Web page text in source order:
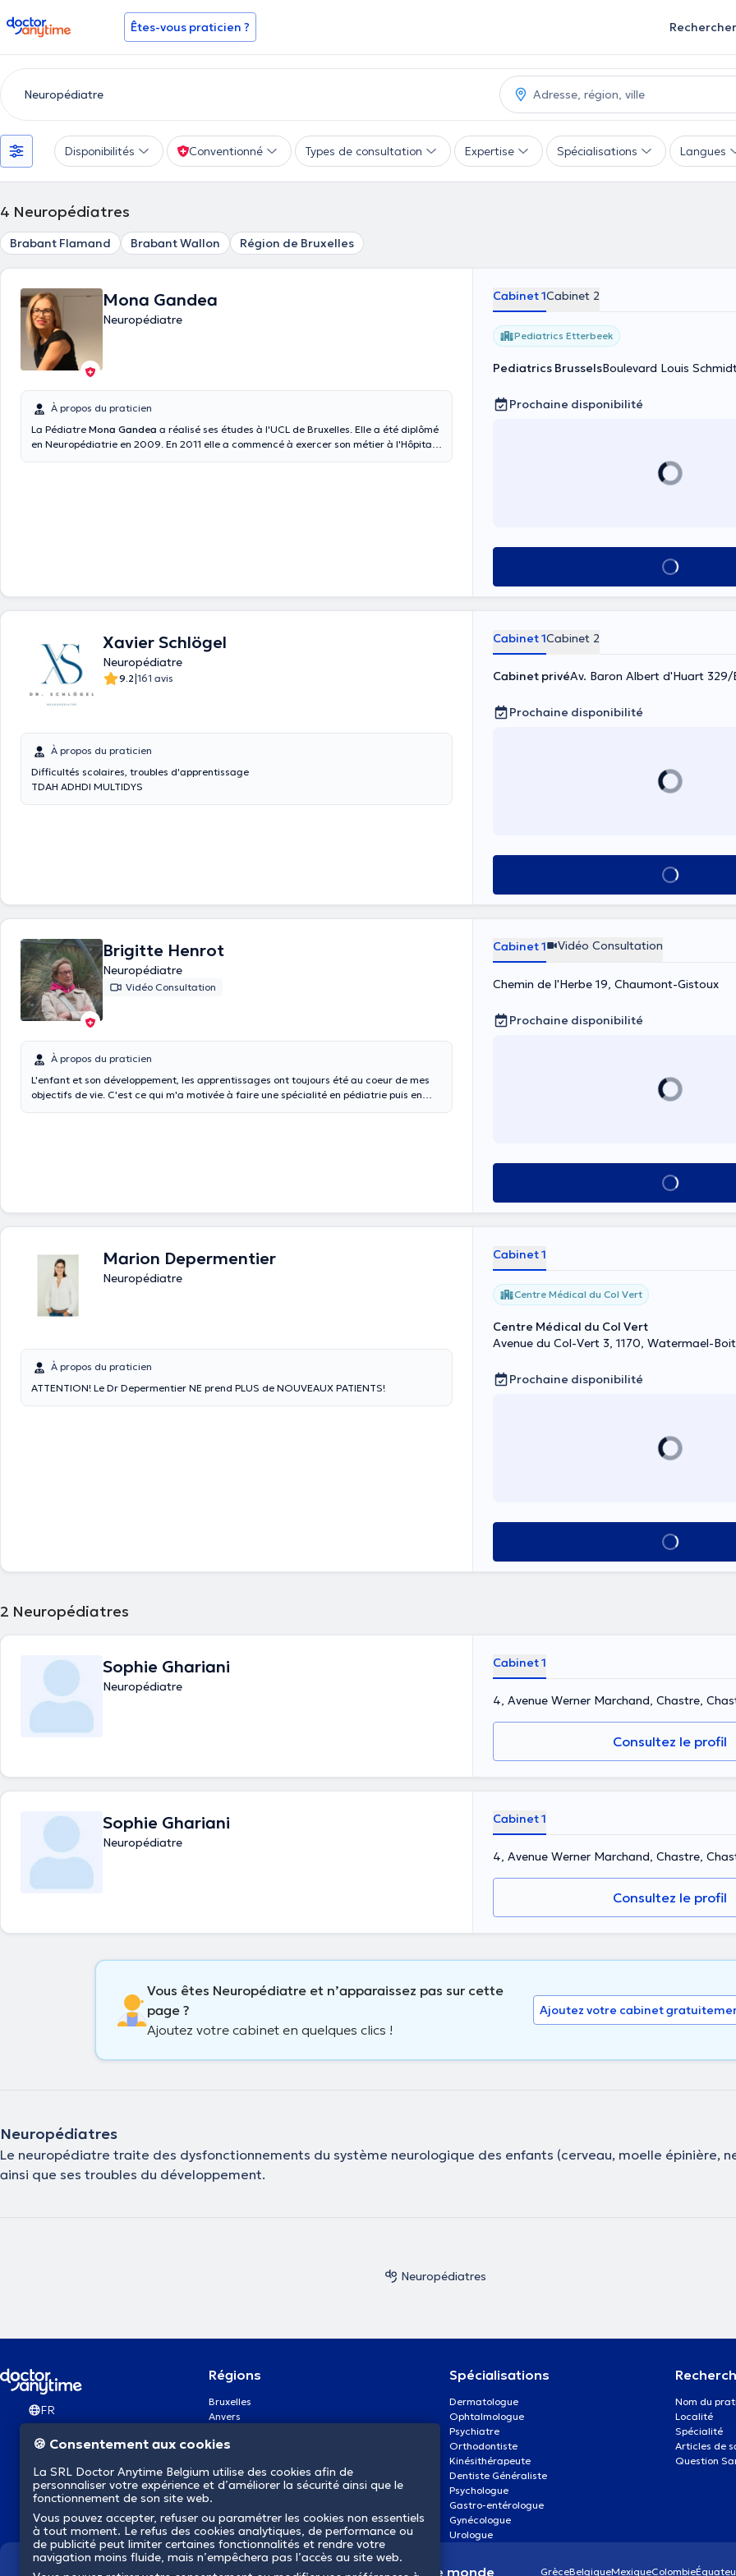
doctoranytime Êtes-vous praticien ? Rechercher
Disponibilités Conventionné Types de consultation Expertise Spécialisations Langues
4 Neuropédiatres
Brabant Flamand Brabant Wallon Région de Bruxelles
Mona Gandea
Neuropédiatre
À propos du praticien
La Pédiatre Mona Gandea a réalisé ses études à l'UCL de Bruxelles. Elle a été diplômé
en Neuropédiatrie en 2009. En 2011 elle a commencé à exercer son métier à l'Hôpital
Cabinet 1Cabinet 2
Pediatrics Etterbeek
Pediatrics BrusselsBoulevard Louis
Prochaine disponibilité
Voir tout
Xavier Schlögel
Neuropédiatre
9.2|161 avis
À propos du praticien
Difficultés scolaires, troubles d'apprentissage
TDAH ADHDI MULTIDYS
Cabinet 1Cabinet 2
Cabinet privéAv. Baron Albert d'Huart 329/
Prochaine disponibilité
Voir tout
Brigitte Henrot
Neuropédiatre
Vidéo Consultation
À propos du praticien
L'enfant et son développement, les apprentissages ont toujours été au coeur de mes
objectifs de vie. C'est ce qui m'a motivée à faire une spécialité en pédiatrie puis en
développement de l'enfant ce qui inclut également un avis sur l'orientation scolaire. Le
médecin neuropédiatre est souvent considéré comme le chef d'orchestre des suivis
particulière ( épilepsie, céphalées...), avec un rôle de coordinateur des équipes de
rééducations pour l'évaluation, l'élaboration et la mise en oeuvre des objectifs du
programme de réadaptation en multidisciplinarité.
Cabinet 1 Vidéo Consultation
Chemin de l'Herbe 19, Chaumont-Gistoux
Prochaine disponibilité
Voir tout
Marion Depermentier
Neuropédiatre
À propos du praticien
ATTENTION! Le Dr Depermentier NE prend PLUS de NOUVEAUX PATIENTS!
Cabinet 1
Centre Médical du Col Vert
Centre Médical du Col Vert
Avenue du Col-Vert 3, 1170, Watermael-
Prochaine disponibilité
Voir tout
2 Neuropédiatres
Sophie Ghariani
Neuropédiatre
Cabinet 1
4, Avenue Werner Marchand, Chastre,
Consultez le profil
Sophie Ghariani
Neuropédiatre
Cabinet 1
4, Avenue Werner Marchand, Chastre,
Consultez le profil
Vous êtes Neuropédiatre et n’apparaissez pas sur cette
page ?
Ajoutez votre cabinet en quelques clics !
Ajoutez votre cabinet
Neuropédiatres
Le neuropédiatre traite des dysfonctionnements du système neurologique des enfants (cerveau, moelle épinière,
ainsi que ses troubles du développement.
Neuropédiatres
FR
Régions
Bruxelles
Anvers
Charleroi
Bruges
Namur
Louvain
Mons
Aalst Flandre-Orientale
Spécialisations
Dermatologue
Ophtalmologue
Psychiatre
Orthodontiste
Kinésithérapeute
Dentiste Généraliste
Psychologue
Gastro-entérologue
Gynécologue
Urologue
Nom du
Localité
Spécialité
Articles de
Question
Nous révolutionnons la santé dans le monde GrèceBelgiqueMexiqueColombie
🍪 Consentement aux cookies
La SRL Doctor Anytime Belgium utilise des cookies afin de
personnaliser votre expérience et d’améliorer la sécurité ainsi que le
fonctionnement de son site web.
Vous pouvez accepter, refuser ou paramétrer les cookies non essentiels
à tout moment. Le refus des cookies analytiques, de performance ou
de publicité peut limiter certaines fonctionnalités et rendre votre
navigation moins fluide, mais n’empêchera pas l’accès au site web.